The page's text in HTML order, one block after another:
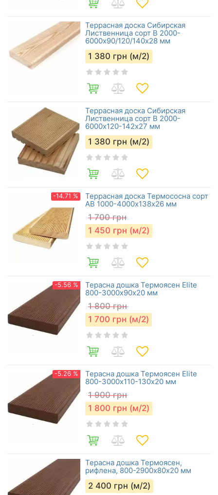
Террасная доска Сибирская
Лиственница сорт В 2000-
6000х90/120/140х28 мм
1 380 грн (м/2)
Террасная доска Сибирская
Лиственница сорт В 2000-
6000х120-142х27 мм
1 380 грн (м/2)
-14.71 %
Террасная доска Термососна сорт
АВ 1000-4000х138х26 мм
1 700 грн
1 450 грн (м/2)
-5.56 %
Терасна дошка Термоясен Elite
800-3000х90х20 мм
1 800 грн
1 700 грн (м/2)
-5.26 %
Терасна дошка Термоясен Elite
800-3000х110-130х20 мм
1 900 грн
1 800 грн (м/2)
Терасна дошка Термоясен,
рифлена, 800-2900х80х20 мм
2 400 грн (м/2)